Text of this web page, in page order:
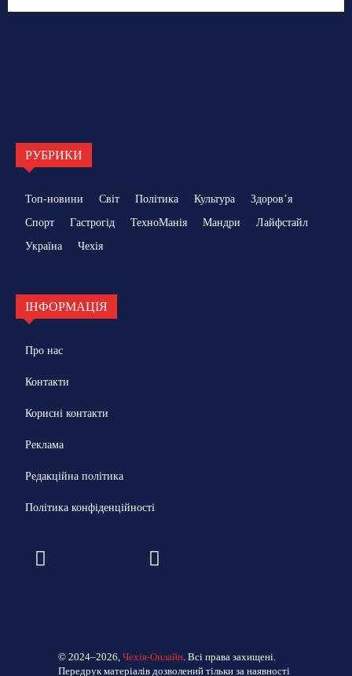
РУБРИКИ
Топ-новини Світ Політика Культура
Здоровʼя
Спорт
Гастрогід ТехноМанія Мандри
Лайфстайл
Україна
Чехія
ІНФОРМАЦІЯ
Про нас
Контакти
Корисні контакти
Реклама
Редакційна політика
Політика конфіденційності
© 2024–2026,Чехія-Онлайн. Всі права захищені.
Передрук матеріалів дозволений тільки за наявності